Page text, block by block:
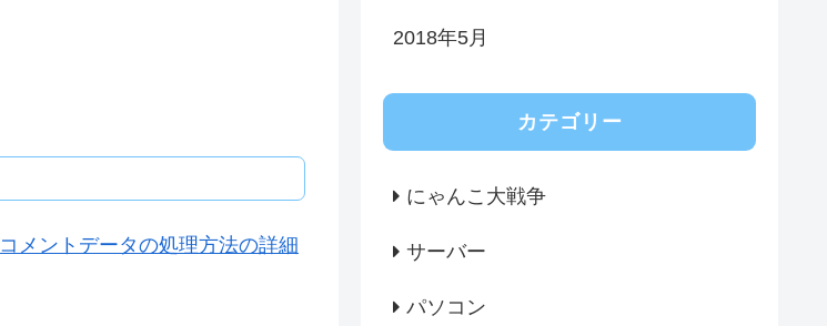
コメントデータの処理方法の詳細
2018年5月
カテゴリー
にゃんこ大戦争
サーバー
パソコン